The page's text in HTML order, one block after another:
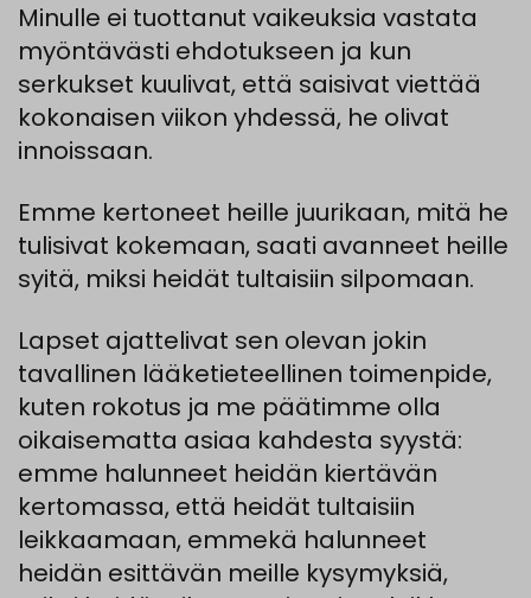
Minulle ei tuottanut vaikeuksia vastata
myöntävästi ehdotukseen ja kun
serkukset kuulivat, että saisivat viettää
kokonaisen viikon yhdessä, he olivat
innoissaan.
Emme kertoneet heille juurikaan, mitä he
tulisivat kokemaan, saati avanneet heille
syitä, miksi heidät tultaisiin silpomaan.
Lapset ajattelivat sen olevan jokin
tavallinen lääketieteellinen toimenpide,
kuten rokotus ja me päätimme olla
oikaisematta asiaa kahdesta syystä:
emme halunneet heidän kiertävän
kertomassa, että heidät tultaisiin
leikkaamaan, emmekä halunneet
heidän esittävän meille kysymyksiä,